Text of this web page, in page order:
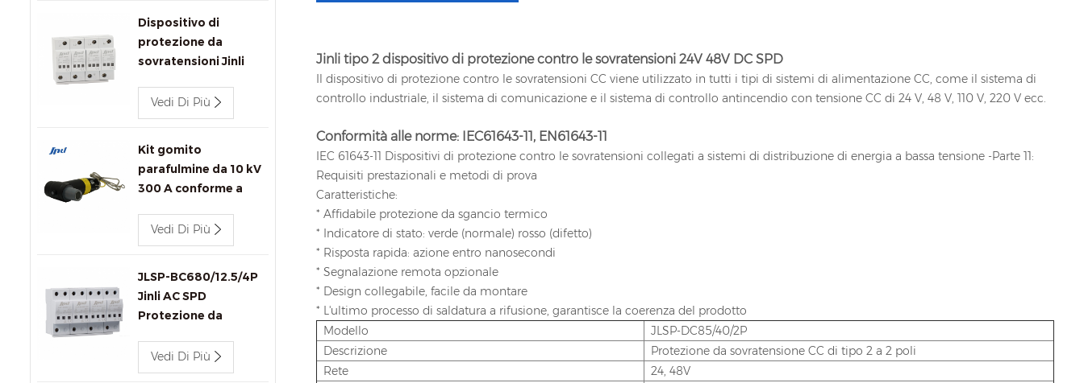
Dispositivo di
protezione da
sovratensioni Jinli
400V 80kA ca con
segnalazione remota
Vedi Di Più
Kit gomito
parafulmine da 10 kV
300 A conforme a
connettori per
trasformatori.
Vedi Di Più
JLSP-BC680/12.5/4P
Jinli AC SPD
Protezione da
Vedi Di Più
Jinli tipo 2 dispositivo di protezione contro le sovratensioni 24V 48V DC SPD
Il dispositivo di protezione contro le sovratensioni CC viene utilizzato in tutti i tipi di sistemi di alimentazione CC, come il sistema di
controllo industriale, il sistema di comunicazione e il sistema di controllo antincendio con tensione CC di 24 V, 48 V, 110 V, 220 V ecc.
Conformità alle norme: IEC61643-11, EN61643-11
IEC 61643-11 Dispositivi di protezione contro le sovratensioni collegati a sistemi di distribuzione di energia a bassa tensione -Parte 11:
Requisiti prestazionali e metodi di prova
Caratteristiche:
* Affidabile protezione da sgancio termico
* Indicatore di stato: verde (normale) rosso (difetto)
* Risposta rapida: azione entro nanosecondi
* Segnalazione remota opzionale
* Design collegabile, facile da montare
* L'ultimo processo di saldatura a rifusione, garantisce la coerenza del prodotto
Modello
JLSP-DC85/40/2P
Descrizione
Protezione da sovratensione CC di tipo 2 a 2 poli
Rete
24, 48V